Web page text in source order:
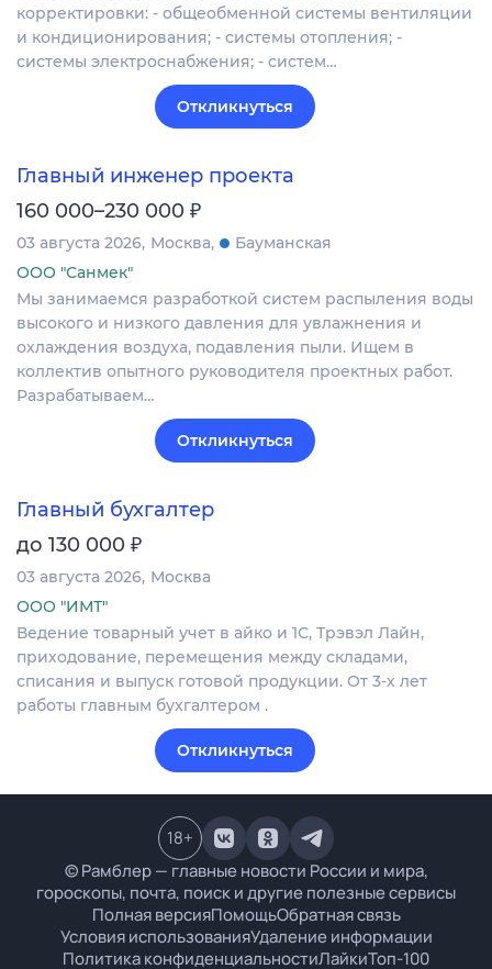
корректировки: - общеобменной системы вентиляции
и кондиционирования; - системы отопления; -
системы электроснабжения; - систем…
Откликнуться
Главный инженер проекта
160 000–230 000 ₽
03 августа 2026 Москва
Бауманская
ООО "Санмек"
Мы занимаемся разработкой систем распыления воды
высокого и низкого давления для увлажнения и
охлаждения воздуха, подавления пыли. Ищем в
коллектив опытного руководителя проектных работ.
Разрабатываем…
Откликнуться
Главный бухгалтер
до 130 000 ₽
03 августа 2026 Москва
ООО "ИМТ"
Ведение товарный учет в айко и 1С, Трэвэл Лайн,
приходование, перемещения между складами,
списания и выпуск готовой продукции. От 3-х лет
работы главным бухгалтером .
Откликнуться
© Рамблер — главные новости России и мира,
гороскопы, почта, поиск и другие полезные сервисы
Полная версияПомощьОбратная связь
Условия использованияУдаление информации
Политика конфиденциальностиЛайкиТоп-100
18+